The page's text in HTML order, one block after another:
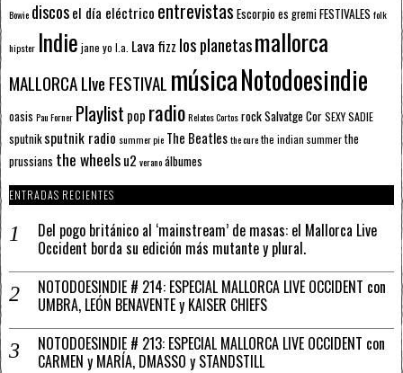
Bowie discosel día eléctrico entrevistas Escorpioes gremiFESTIVALES folk
hipster Indie jane yo l.a. Lava fizz los planetasmallorca
MALLORCA LIve FESTIVAL músicaNotodoesindie
oasis Pau Forner Playlist pop radioRelatos CortosrockSalvatge CorSEXY SADIE
sputnik sputnik radio summer pie The Beatlesthe curethe indian summerthe
prussians the wheelsu2 veranoálbumes
ENTRADAS RECIENTES
Del pogo británico al ‘mainstream’ de masas: el Mallorca Live
Occident borda su edición más mutante y plural.
NOTODOESINDIE # 214: ESPECIAL MALLORCA LIVE OCCIDENT con
UMBRA, LEÓN BENAVENTE y KAISER CHIEFS
NOTODOESINDIE # 213: ESPECIAL MALLORCA LIVE OCCIDENT con
CARMEN y MARÍA, DMASSO y STANDSTILL